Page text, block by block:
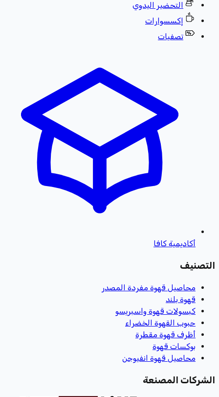
التحضير اليدوي
إكسسوارات
تصفيات
أكاديمية كافا
التصنيف
محاصيل قهوة مفردة المصدر
قهوة بلند
كبسولات قهوة واسبريسو
حبوب القهوة الخضراء
أظرف قهوة مقطرة
بوكسات قهوة
محاصيل قهوة انفيوجن
الشركات المصنعة